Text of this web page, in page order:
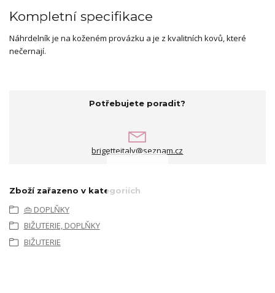
Kompletní specifikace
Náhrdelník je na koženém provázku a je z kvalitních kovů, které
nečernají.
Potřebujete poradit?
brigetteitaly@seznam.cz
Zboží zařazeno v kategoriích
👜 DOPLŇKY
BIŽUTERIE, DOPLŇKY
BIŽUTERIE